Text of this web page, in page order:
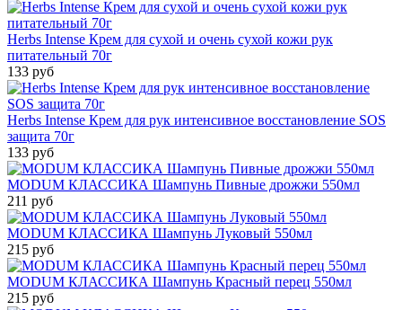
Herbs Intense Крем для сухой и очень сухой кожи рук
питательный 70г
133 руб
Herbs Intense Крем для рук интенсивное восстановление SOS
защита 70г
133 руб
MODUM КЛАССИКА Шампунь Пивные дрожжи 550мл
211 руб
MODUM КЛАССИКА Шампунь Луковый 550мл
215 руб
MODUM КЛАССИКА Шампунь Красный перец 550мл
215 руб